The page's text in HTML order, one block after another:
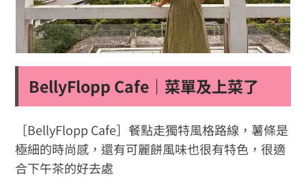
BellyFlopp Cafe｜菜單及上菜了
［BellyFlopp Cafe］餐點走獨特風格路線，薯條是
極細的時尚感，還有可麗餅風味也很有特色，很適
合下午茶的好去處